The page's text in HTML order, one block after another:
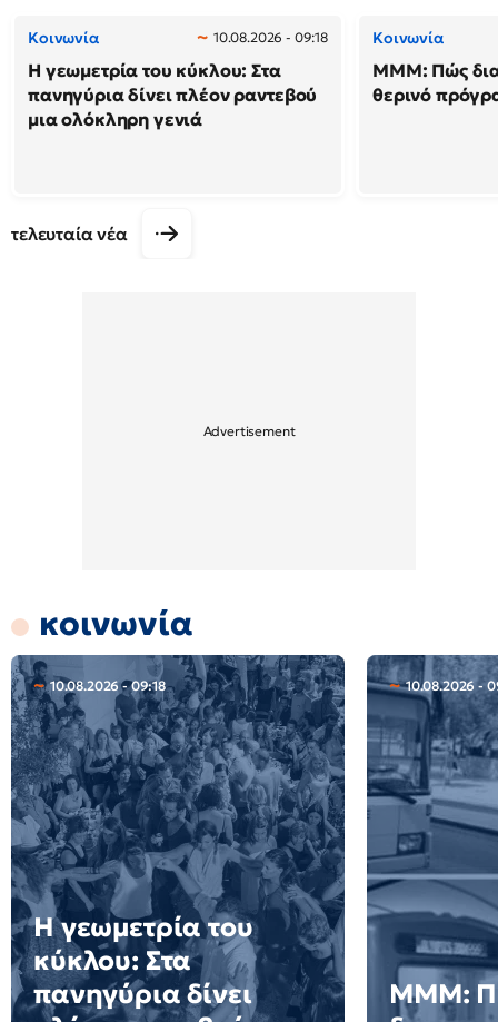
Κοινωνία 10.08.2026 - 09:18
Η γεωμετρία του κύκλου: Στα
πανηγύρια δίνει πλέον ραντεβού
μια ολόκληρη γενιά
Κοινωνία
ΜΜΜ: Πώς
θερινό
τελευταία νέα
κοινωνία
10.08.2026 - 09:18
Η γεωμετρία του
κύκλου: Στα
πανηγύρια δίνει
10.08.2026 -
ΜΜΜ: